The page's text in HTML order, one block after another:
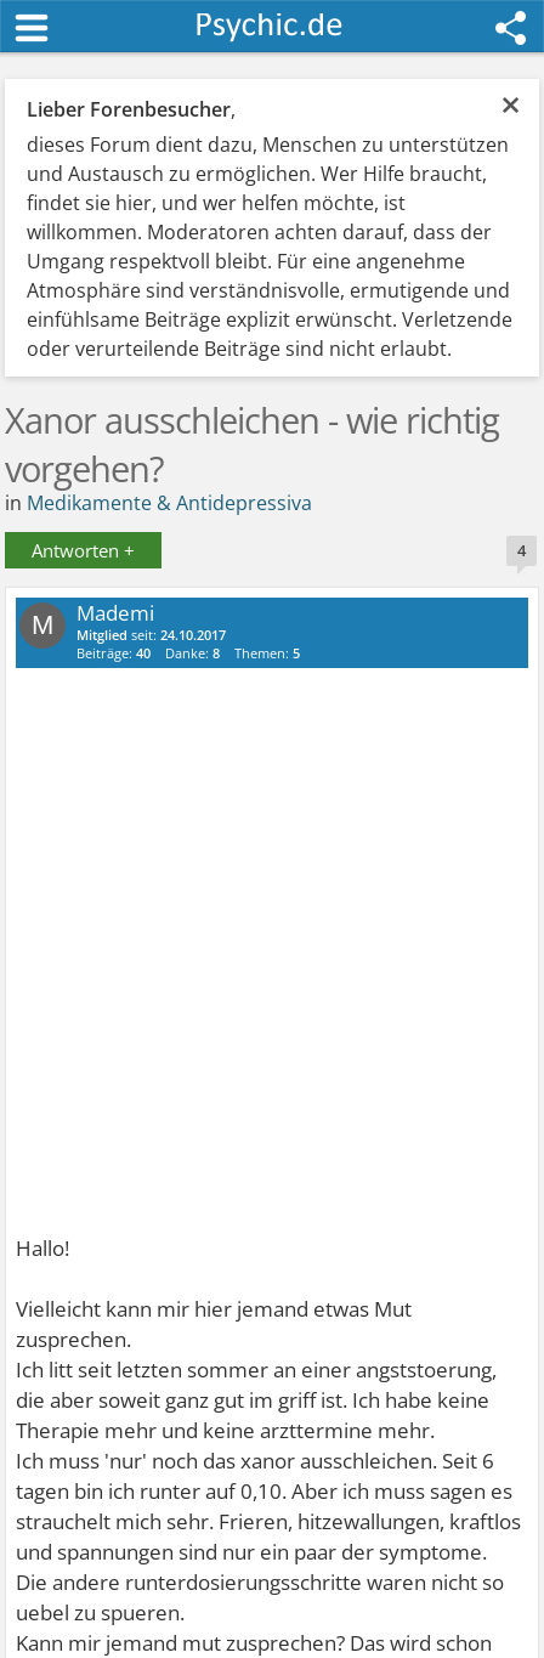
×
Lieber Forenbesucher,
dieses Forum dient dazu, Menschen zu unterstützen
und Austausch zu ermöglichen. Wer Hilfe braucht,
findet sie hier, und wer helfen möchte, ist
willkommen. Moderatoren achten darauf, dass der
Umgang respektvoll bleibt. Für eine angenehme
Atmosphäre sind verständnisvolle, ermutigende und
einfühlsame Beiträge explizit erwünscht. Verletzende
oder verurteilende Beiträge sind nicht erlaubt.
Xanor ausschleichen - wie richtig
vorgehen?
in Medikamente & Antidepressiva
Antworten + 4
M Mademi
Mitglied seit:24.10.2017
Beiträge:40 Danke:8 Themen:5
Hallo!
Vielleicht kann mir hier jemand etwas Mut
zusprechen.
Ich litt seit letzten sommer an einer angststoerung,
die aber soweit ganz gut im griff ist. Ich habe keine
Therapie mehr und keine arzttermine mehr.
Ich muss 'nur' noch das xanor ausschleichen. Seit 6
tagen bin ich runter auf 0,10. Aber ich muss sagen es
strauchelt mich sehr. Frieren, hitzewallungen, kraftlos
und spannungen sind nur ein paar der symptome.
Die andere runterdosierungsschritte waren nicht so
uebel zu spueren.
Kann mir jemand mut zusprechen? Das wird schon